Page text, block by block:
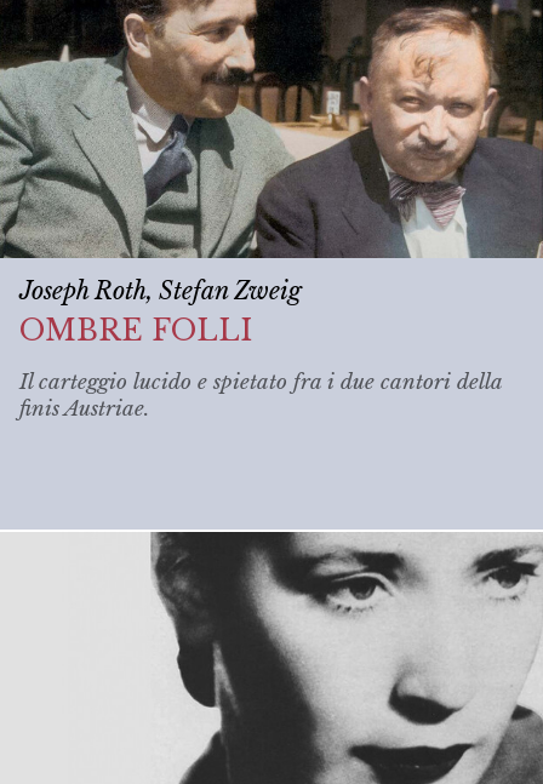
Joseph Roth, Stefan Zweig
OMBRE FOLLI
Il carteggio lucido e spietato fra i due cantori della
finis Austriae.